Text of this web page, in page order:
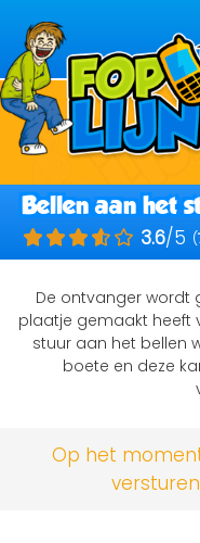
Bellen aan het
3.6/5 (
De ontvanger wordt
plaatje gemaakt heeft
stuur aan het bellen
boete en deze
Op het